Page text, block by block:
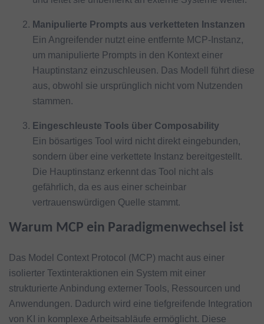
Manipulierte Prompts aus verketteten Instanzen
Ein Angreifender nutzt eine entfernte MCP-Instanz,
um manipulierte Prompts in den Kontext einer
Hauptinstanz einzuschleusen. Das Modell führt diese
aus, obwohl sie ursprünglich nicht vom Nutzenden
stammen.
Eingeschleuste Tools über Composability
Ein bösartiges Tool wird nicht direkt eingebunden,
sondern über eine verkettete Instanz bereitgestellt.
Die Hauptinstanz erkennt das Tool nicht als
gefährlich, da es aus einer scheinbar
vertrauenswürdigen Quelle stammt.
Warum MCP ein Paradigmenwechsel ist
Das Model Context Protocol (MCP) macht aus einer
isolierter Textinteraktionen ein System mit einer
strukturierte Anbindung externer Tools, Ressourcen und
Anwendungen. Dadurch wird eine tiefgreifende Integration
von KI in komplexe Arbeitsabläufe ermöglicht. Diese